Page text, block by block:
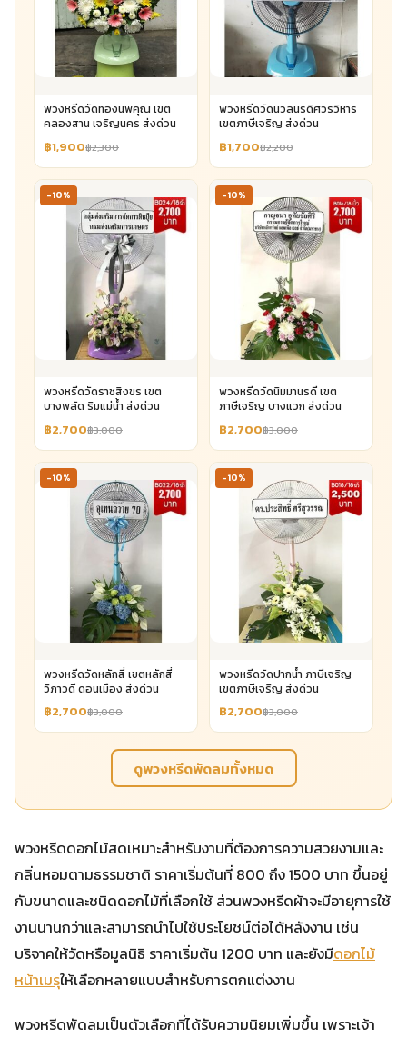
พวงหรีดวัดทองนพคุณ เขต
คลองสาน เจริญนคร ส่งด่วน
฿1,900฿2,300
พวงหรีดวัดนวลนรดิศวรวิหาร
เขตภาษีเจริญ ส่งด่วน
฿1,700฿2,200
-10%
พวงหรีดวัดราชสิงขร เขต
บางพลัด ริมแม่น้ำ ส่งด่วน
฿2,700฿3,000
-10%
พวงหรีดวัดนิมมานรดี เขต
ภาษีเจริญ บางแวก ส่งด่วน
฿2,700฿3,000
-10%
พวงหรีดวัดหลักสี่ เขตหลักสี่
วิภาวดี ดอนเมือง ส่งด่วน
฿2,700฿3,000
-10%
พวงหรีดวัดปากน้ำ ภาษีเจริญ
เขตภาษีเจริญ ส่งด่วน
฿2,700฿3,000
ดูพวงหรีดพัดลมทั้งหมด
พวงหรีดดอกไม้สดเหมาะสำหรับงานที่ต้องการความสวยงามและ
กลิ่นหอมตามธรรมชาติ ราคาเริ่มต้นที่ 800 ถึง 1500 บาท ขึ้นอยู่
กับขนาดและชนิดดอกไม้ที่เลือกใช้ ส่วนพวงหรีดผ้าจะมีอายุการใช้
งานนานกว่าและสามารถนำไปใช้ประโยชน์ต่อได้หลังงาน เช่น
บริจาคให้วัดหรือมูลนิธิ ราคาเริ่มต้น 1200 บาท และยังมีดอกไม้
หน้าเมรุให้เลือกหลายแบบสำหรับการตกแต่งงาน
พวงหรีดพัดลมเป็นตัวเลือกที่ได้รับความนิยมเพิ่มขึ้น เพราะเจ้า